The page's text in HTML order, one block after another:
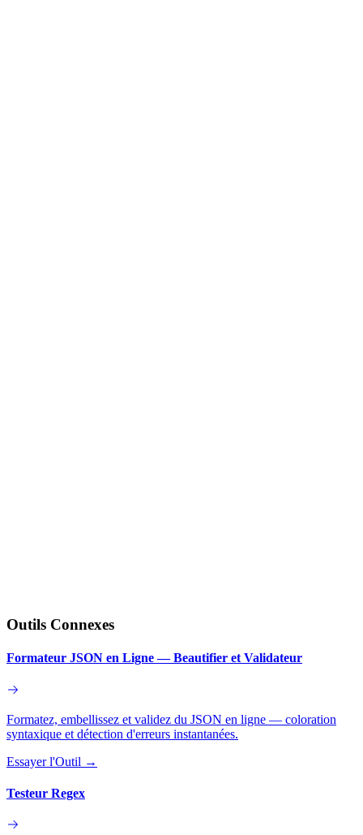
Outils Connexes
Formateur JSON en Ligne — Beautifier et Validateur
Formatez, embellissez et validez du JSON en ligne — coloration
syntaxique et détection d'erreurs instantanées.
Essayer l'Outil →
Testeur Regex